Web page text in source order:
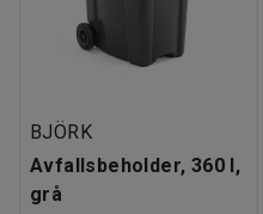
BJÖRK
Avfallsbeholder, 360 l,
grå